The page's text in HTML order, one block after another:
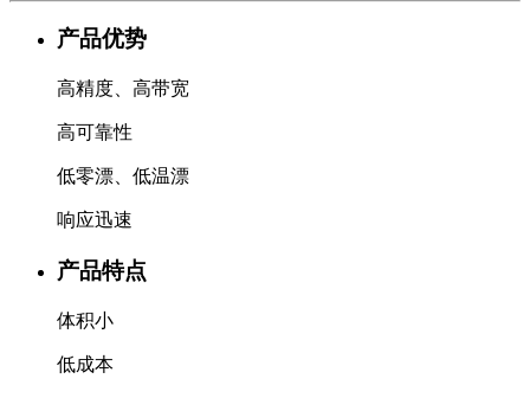
产品优势
高精度、高带宽
高可靠性
低零漂、低温漂
响应迅速
产品特点
体积小
低成本